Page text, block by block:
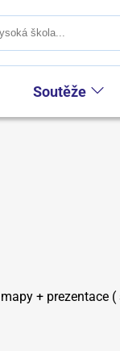
Soutěže
+ prezentace